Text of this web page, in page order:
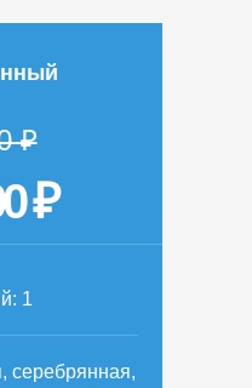
₽
₽
1
серебрянная,